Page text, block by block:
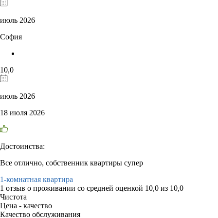
июль 2026
София
10,0
июль 2026
18 июля 2026
Достоинства:
Все отлично, собственник квартиры супер
1-комнатная квартира
1 отзыв о проживании со средней оценкой 10,0 из 10,0
Чистота
Цена - качество
Качество обслуживания